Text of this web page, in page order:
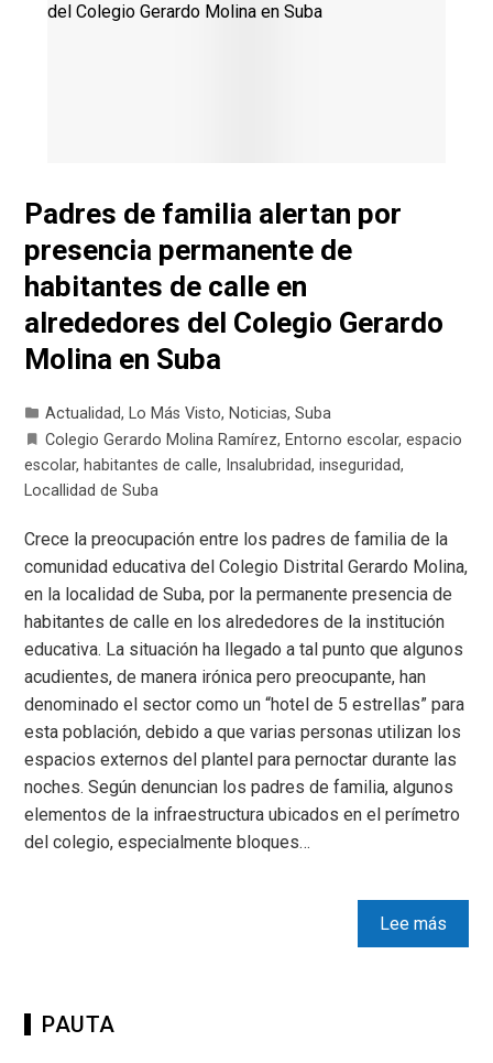
Padres de familia alertan por
presencia permanente de
habitantes de calle en
alrededores del Colegio Gerardo
Molina en Suba
Actualidad, Lo Más Visto, Noticias,Suba
Colegio Gerardo Molina Ramírez, Entorno escolar,espacio
escolar, habitantes de calle, Insalubridad,inseguridad,
Locallidad de Suba
Crece la preocupación entre los padres de familia de la
comunidad educativa del Colegio Distrital Gerardo Molina,
en la localidad de Suba, por la permanente presencia de
habitantes de calle en los alrededores de la institución
educativa. La situación ha llegado a tal punto que algunos
acudientes, de manera irónica pero preocupante, han
denominado el sector como un “hotel de 5 estrellas” para
esta población, debido a que varias personas utilizan los
espacios externos del plantel para pernoctar durante las
noches. Según denuncian los padres de familia, algunos
elementos de la infraestructura ubicados en el perímetro
del colegio, especialmente bloques…
Lee más
PAUTA